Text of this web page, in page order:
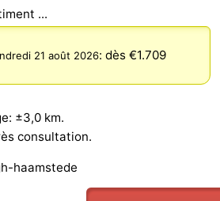
...
21 août 2026: dès €1.709
±3,0 km.
consultation.
haamstede